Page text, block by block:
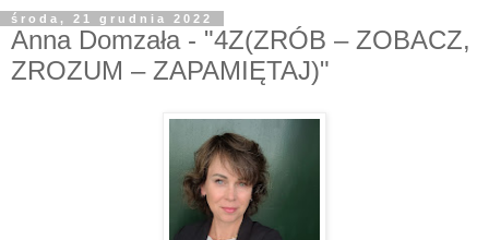
środa, 21 grudnia 2022
Anna Domzała - "4Z(ZRÓB – ZOBACZ,
ZROZUM – ZAPAMIĘTAJ)"